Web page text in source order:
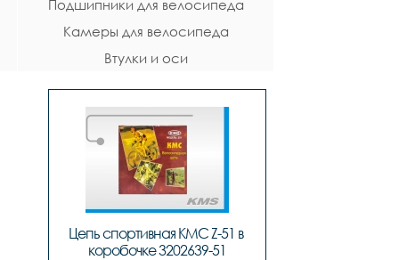
Подшипники для велосипеда
Камеры для велосипеда
Втулки и оси
Цепь cпортивная КМС Z-51 в
коробочке 3202639-51